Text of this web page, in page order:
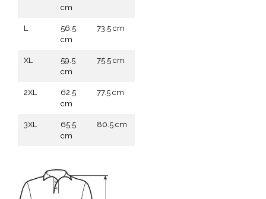
cm
L
56.5
cm
73.5 cm
XL
59.5
cm
75.5 cm
2XL
62.5
cm
77.5 cm
3XL
65.5
cm
80.5 cm